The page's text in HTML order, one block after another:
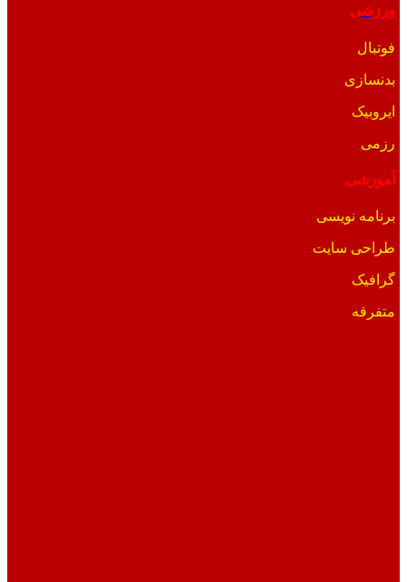
ورزشی
فوتبال
بدنسازی
ایروبیک
رزمی
آموزشی
برنامه نویسی
طراحی سایت
گرافیک
متفرقه